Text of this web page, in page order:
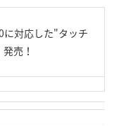
対応した"タッチ
売！